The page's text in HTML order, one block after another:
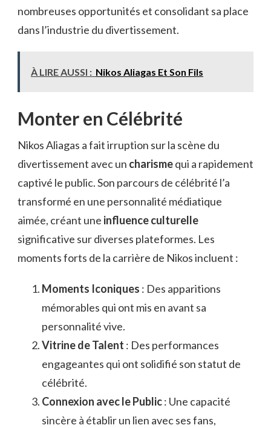
nombreuses opportunités et consolidant sa place
dans l’industrie du divertissement.
À LIRE AUSSI : Nikos Aliagas Et Son Fils
Monter en Célébrité
Nikos Aliagas a fait irruption sur la scène du
divertissement avec un charismequi a rapidement
captivé le public. Son parcours de célébrité l’a
transformé en une personnalité médiatique
aimée, créant une influence culturelle
significative sur diverses plateformes. Les
moments forts de la carrière de Nikos incluent :
Moments Iconiques : Des apparitions
mémorables qui ont mis en avant sa
personnalité vive.
Vitrine de Talent : Des performances
engageantes qui ont solidifié son statut de
célébrité.
Connexion avec le Public: Une capacité
sincère à établir un lien avec ses fans,